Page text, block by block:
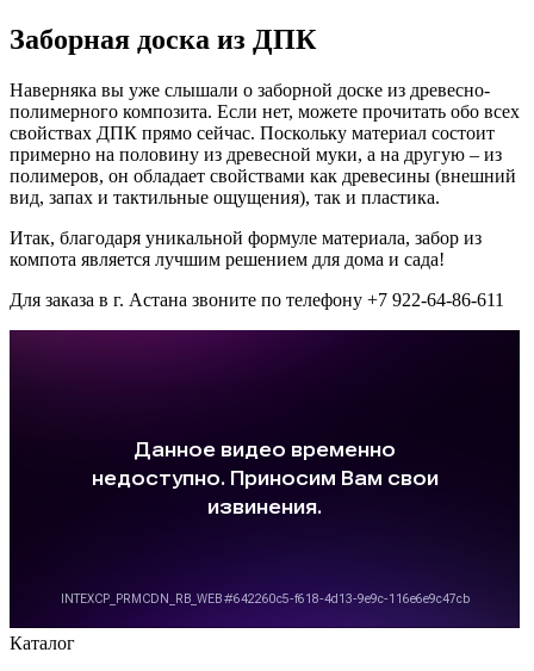
Заборная доска из ДПК
Наверняка вы уже слышали о заборной доске из древесно-
полимерного композита. Если нет, можете прочитать обо всех
свойствах ДПК прямо сейчас. Поскольку материал состоит
примерно на половину из древесной муки, а на другую – из
полимеров, он обладает свойствами как древесины (внешний
вид, запах и тактильные ощущения), так и пластика.
Итак, благодаря уникальной формуле материала, забор из
компота является лучшим решением для дома и сада!
Для заказа в г. Астана звоните по телефону +7 922-64-86-611
Каталог